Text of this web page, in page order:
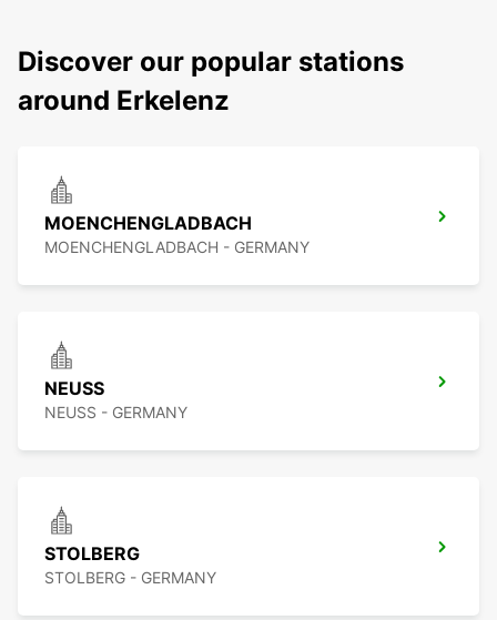
Discover our popular stations
around Erkelenz
MOENCHENGLADBACH
MOENCHENGLADBACH - GERMANY
NEUSS
NEUSS - GERMANY
STOLBERG
STOLBERG - GERMANY